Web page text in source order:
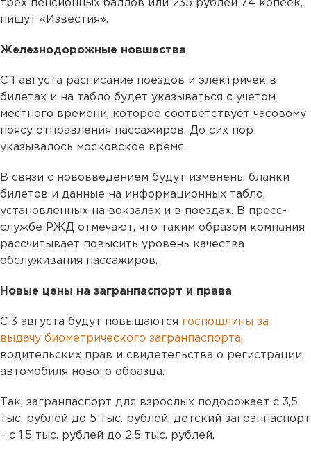
трех пенсионных баллов или 235 рублей 74 копеек,
пишут «Известия».
Железнодорожные новшества
С 1 августа расписание поездов и электричек в
билетах и на табло будет указываться с учетом
местного времени, которое соответствует часовому
поясу отправления пассажиров. До сих пор
указывалось московское время.
В связи с нововведением будут изменены бланки
билетов и данные на информационных табло,
установленных на вокзалах и в поездах. В пресс-
службе РЖД отмечают, что таким образом компания
рассчитывает повысить уровень качества
обслуживания пассажиров.
Новые цены на загранпаспорт и права
С 3 августа будут повышаются госпошлины за
выдачу биометрического загранпаспорта,
водительских прав и свидетельства о регистрации
автомобиля нового образца.
Так, загранпаспорт для взрослых подорожает с 3,5
тыс. рублей до 5 тыс. рублей, детский загранпаспорт
– с 1.5 тыс. рублей до 2.5 тыс. рублей.